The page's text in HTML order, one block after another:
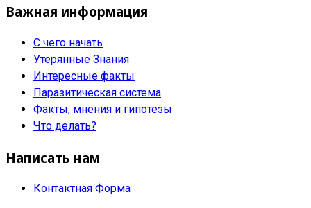
Важная информация
С чего начать
Утерянные Знания
Интересные факты
Паразитическая система
Факты, мнения и гипотезы
Что делать?
Написать нам
Контактная Форма